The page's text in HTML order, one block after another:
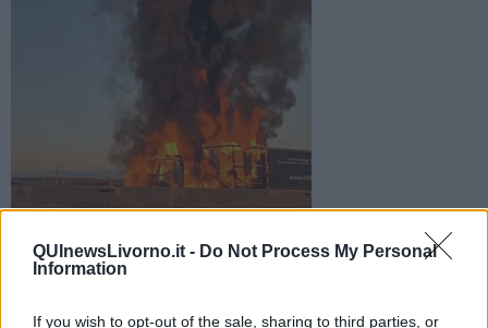
QUInewsLivorno.it - Do Not Process My Personal
Information
If you wish to opt-out of the sale, sharing to third parties, or
Sul posto sono intervenuti vigili del fuoco, polizia stradale e